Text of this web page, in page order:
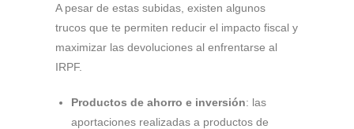
A pesar de estas subidas, existen algunos
trucos que te permiten reducir el impacto fiscal y
maximizar las devoluciones al enfrentarse al
IRPF.
Productos de ahorro e inversión: las
aportaciones realizadas a productos de